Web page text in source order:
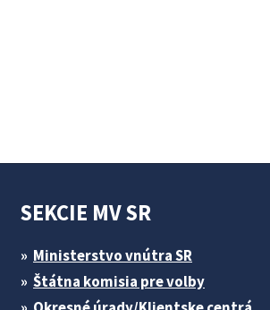
SEKCIE MV SR
Ministerstvo vnútra SR
Štátna komisia pre volby